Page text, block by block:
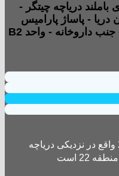
22- روبروی باملند دریاچه چیتگر -
دریا - پاساژ پارامیس
پت شاپ نینی پت پت شاپ منطقه 22 واقع در نزدیکی دریاچه
22 است